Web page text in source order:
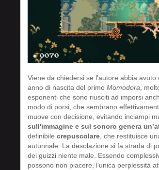
Viene da chiedersi se l'autore abbia
anno di nascita del primo Momodora ,
esponenti che sono riusciti ad imporsi
modo di porsi, che sembrano
muove con decisione, evitando inciampi
sull'immagine e sul sonoro genera
definibile crepuscolare , che restituisce
autunnale. La desolazione si fa strada di
dei guizzi niente male. Essendo
possono non piacere, l’unica perplessità